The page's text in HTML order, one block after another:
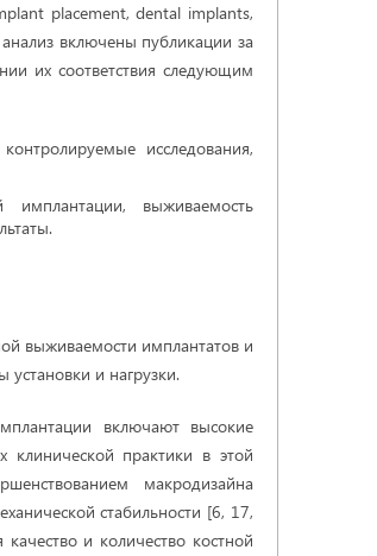
placement, dental implants,
включены публикации за
их соответствия следующим
исследования,
имплантации, выживаемость
выживаемости имплантатов и
установки и нагрузки.
включают высокие
клинической практики в этой
макродизайна
стабильности [6, 17,
и количество костной